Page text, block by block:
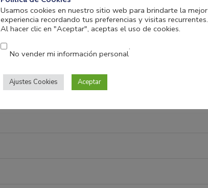
Usamos cookies en nuestro sitio web para brindarte la mejor
experiencia recordando tus preferencias y visitas recurrentes.
Al hacer clic en "Aceptar", aceptas el uso de cookies.
No vender mi información personal
.
Ajustes Cookies Aceptar